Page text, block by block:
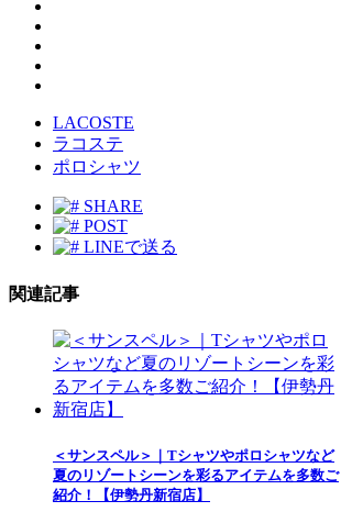
LACOSTE
ラコステ
ポロシャツ
SHARE
POST
LINEで送る
関連記事
＜サンスペル＞｜Tシャツやポロシャツなど
夏のリゾートシーンを彩るアイテムを多数ご
紹介！【伊勢丹新宿店】